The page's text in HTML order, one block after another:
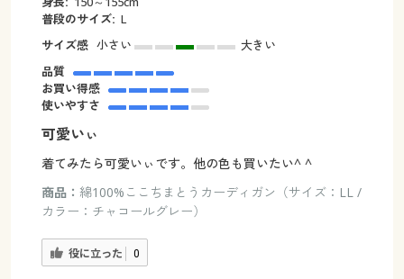
普段のサイズ: L
サイズ感 小さい
大きい
品質
お買い得感
使いやすさ
可愛いぃ
着てみたら可愛いぃです。他の色も買いたい^ ^
商品： 綿100%ここちまとうカーディガン（サイズ：LL /
カラー：チャコールグレー）
役に立った 0